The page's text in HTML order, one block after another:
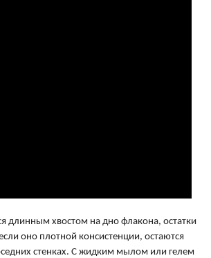
длинным хвостом на дно флакона, остатки
оно плотной консистенции, остаются
стенках. С жидким мылом или гелем